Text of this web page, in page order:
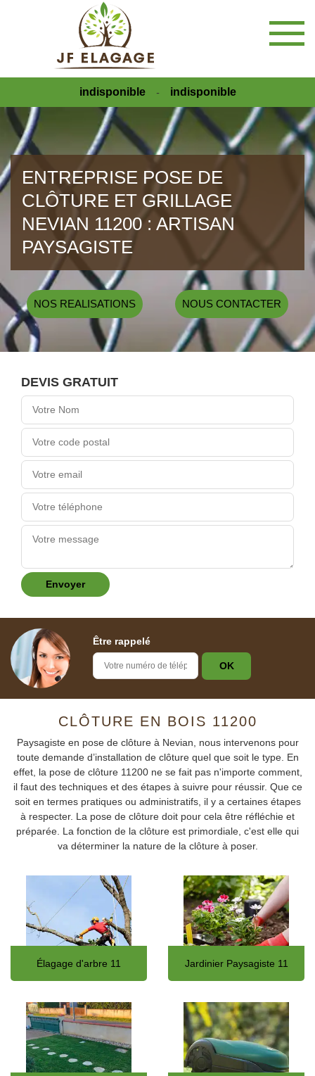
indisponible - indisponible
ENTREPRISE POSE DE
CLÔTURE ET GRILLAGE
NEVIAN 11200 : ARTISAN
PAYSAGISTE
NOS REALISATIONS NOUS CONTACTER
DEVIS GRATUIT
Être rappelé
CLÔTURE EN BOIS 11200
Paysagiste en pose de clôture à Nevian, nous intervenons pour
toute demande d’installation de clôture quel que soit le type. En
effet, la pose de clôture 11200 ne se fait pas n'importe comment,
il faut des techniques et des étapes à suivre pour réussir. Que ce
soit en termes pratiques ou administratifs, il y a certaines étapes
à respecter. La pose de clôture doit pour cela être réfléchie et
préparée. La fonction de la clôture est primordiale, c'est elle qui
va déterminer la nature de la clôture à poser.
Élagage d'arbre 11 Jardinier Paysagiste 11